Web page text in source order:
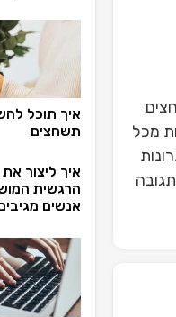
מכל
איך תוכל
תשחצים
איך ליצור
הרגשית
אנשים